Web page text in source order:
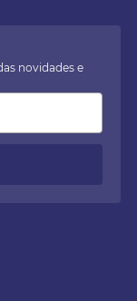
novidades e